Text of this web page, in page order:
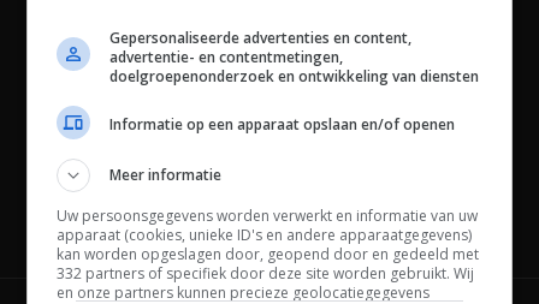
Channels
Gepersonaliseerde advertenties en content,
advertentie- en contentmetingen,
doelgroepenonderzoek en ontwikkeling van diensten
Informatie op een apparaat opslaan en/of openen
Meer informatie
Uw persoonsgegevens worden verwerkt en informatie van uw
apparaat (cookies, unieke ID's en andere apparaatgegevens)
kan worden opgeslagen door, geopend door en gedeeld met
332 partners of specifiek door deze site worden gebruikt. Wij
en onze partners kunnen precieze geolocatiegegevens